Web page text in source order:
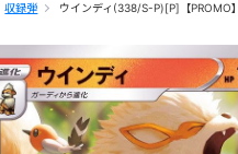
収録弾 ウインディ(338/S-P)[P]【PROMO】